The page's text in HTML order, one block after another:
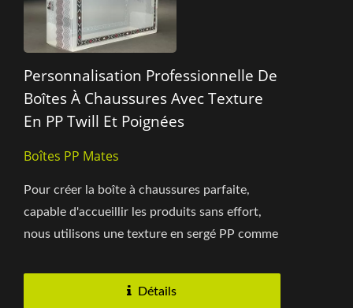
Personnalisation Professionnelle De
Boîtes À Chaussures Avec Texture
En PP Twill Et Poignées
Boîtes PP Mates
Pour créer la boîte à chaussures parfaite,
capable d'accueillir les produits sans effort,
nous utilisons une texture en sergé PP comme
Détails